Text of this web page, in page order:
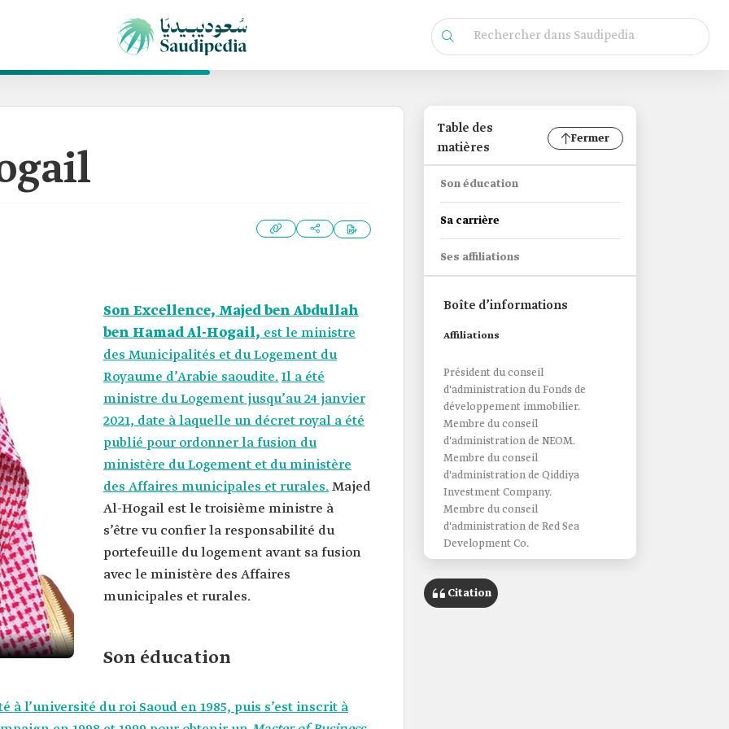
Son Excellence, Majed ben Abdullah
ben Hamad Al-Hogail, est le ministre
des Municipalités et du Logement du
Royaume d’Arabie saoudite.Il a été
ministre du Logement jusqu’au 24 janvier
2021, date à laquelle un décret royal a été
publié pour ordonner la fusion du
ministère du Logement et du ministère
des Affaires municipales et rurales.Majed
Al-Hogail est le troisième ministre à
s’être vu confier la responsabilité du
portefeuille du logement avant sa fusion
avec le ministère des Affaires
municipales et rurales.
Son éducation
l’université du roi Saoud en 1985, puis s’est inscrit à
Table des
matières
Fermer
Son éducation
Sa carrière
Ses affiliations
Boîte d’informations
Affiliations
Président du conseil
d'administration du Fonds de
développement immobilier.
Membre du conseil
d'administration de NEOM.
Membre du conseil
d'administration de Qiddiya
Investment Company.
Membre du conseil
d'administration de Red Sea
Development Co.
Citation